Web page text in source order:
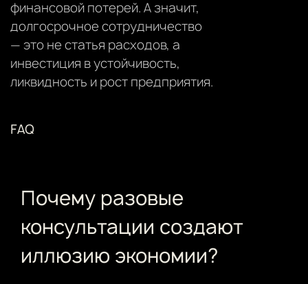
финансовой потерей. А значит,
долгосрочное сотрудничество
— это не статья расходов, а
инвестиция в устойчивость,
ликвидность и рост предприятия.
FAQ
Почему разовые
консультации создают
иллюзию экономии?